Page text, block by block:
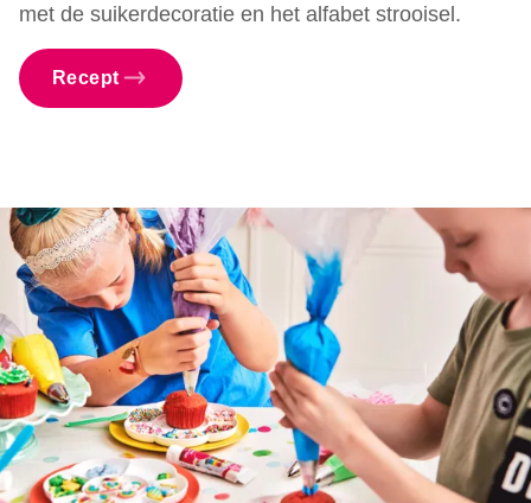
met de suikerdecoratie en het alfabet strooisel.
Recept